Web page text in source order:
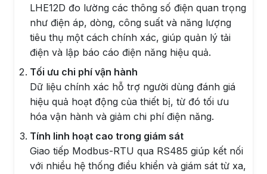
LHE12D đo lường các thông số điện quan trọng
như điện áp, dòng, công suất và năng lượng
tiêu thụ một cách chính xác, giúp quản lý tải
điện và lập báo cáo điện năng hiệu quả.
Tối ưu chi phí vận hành
Dữ liệu chính xác hỗ trợ người dùng đánh giá
hiệu quả hoạt động của thiết bị, từ đó tối ưu
hóa vận hành và giảm chi phí điện năng.
Tính linh hoạt cao trong giám sát
Giao tiếp Modbus-RTU qua RS485 giúp kết nối
với nhiều hệ thống điều khiển và giám sát từ xa,